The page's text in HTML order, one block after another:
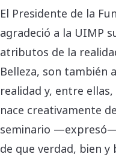
El Presidente de la
agradeció a la UIMP
atributos de la
Belleza, son también
realidad y, entre
nace creativamente
seminario
de que verdad, bien y